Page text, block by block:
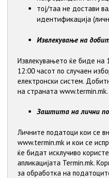
тој/таа не достави
идентификација
Извлекување на
Извлекувањето ќе биде на
12:00 часот по случаен
електронски систем.
на страната www.termin.mk.
Заштита на лични
Личните податоци кои се
www.termin.mk и кои се
ќе бидат исклучиво
апликацијата Termin.mk.
за обработка на